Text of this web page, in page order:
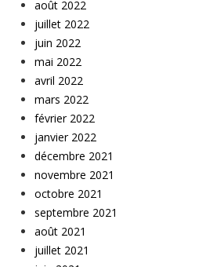
août 2022
juillet 2022
juin 2022
mai 2022
avril 2022
mars 2022
février 2022
janvier 2022
décembre 2021
novembre 2021
octobre 2021
septembre 2021
août 2021
juillet 2021